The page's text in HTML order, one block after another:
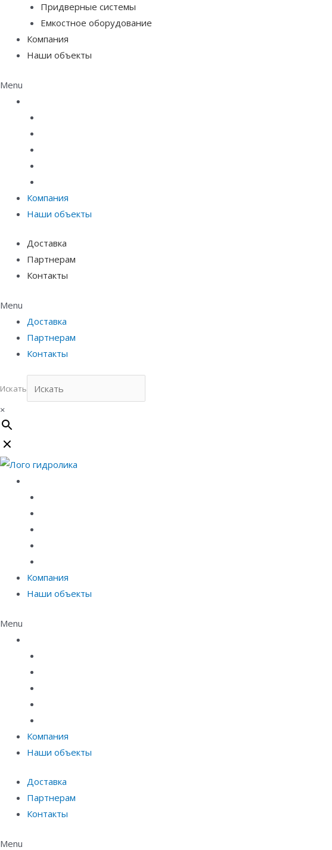
Придверные системы
Емкостное оборудование
Компания
Наши объекты
Menu
Компания
Наши объекты
Доставка
Партнерам
Контакты
Menu
Доставка
Партнерам
Контакты
Искать
×
Компания
Наши объекты
Menu
Компания
Наши объекты
Доставка
Партнерам
Контакты
Menu